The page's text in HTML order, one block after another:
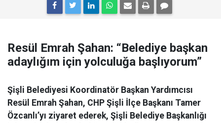
Resül Emrah Şahan: “Belediye başkan
adaylığım için yolculuğa başlıyorum”
Şişli Belediyesi Koordinatör Başkan Yardımcısı
Resül Emrah Şahan, CHP Şişli İlçe Başkanı Tamer
Özcanlı’yı ziyaret ederek, Şişli Belediye Başkanlığı